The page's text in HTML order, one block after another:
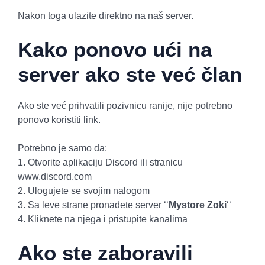
Nakon toga ulazite direktno na naš server.
Kako ponovo ući na
server ako ste već član
Ako ste već prihvatili pozivnicu ranije, nije potrebno
ponovo koristiti link.
Potrebno je samo da:
1. Otvorite aplikaciju Discord ili stranicu
www.discord.com
2. Ulogujete se svojim nalogom
3. Sa leve strane pronađete server ‘‘ Mystore Zoki‘‘
4. Kliknete na njega i pristupite kanalima
Ako ste zaboravili